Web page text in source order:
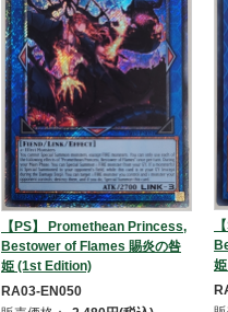
【PS】 Promethean Princess,
Bestower of Flames 賜炎の咎
姫 (1st Edition)
RA03-EN050